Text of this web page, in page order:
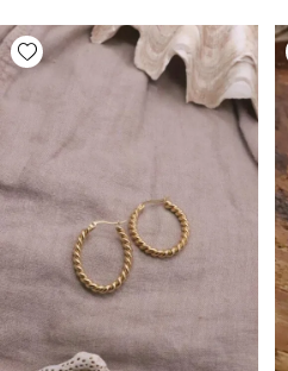
Add